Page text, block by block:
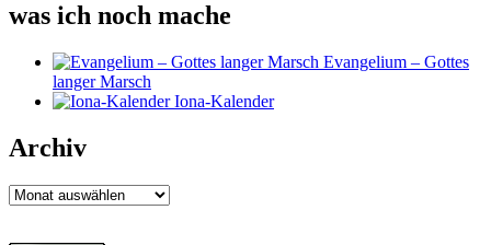
was ich noch mache
Evangelium – Gottes
langer Marsch
Iona-Kalender
Archiv
Archiv